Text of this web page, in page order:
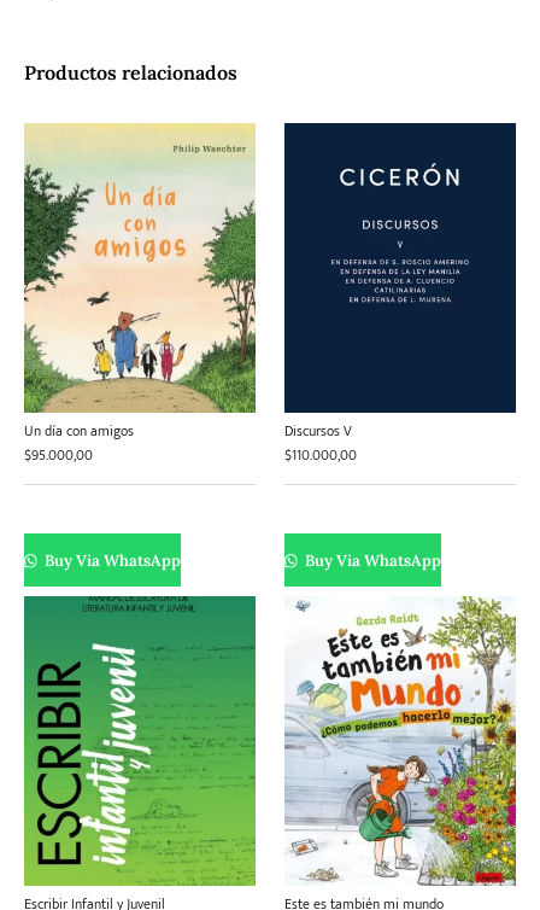
Productos relacionados
Un día con amigos
$95.000,00
Buy Via WhatsApp
Discursos V
$110.000,00
Buy Via WhatsApp
Escribir Infantil y Juvenil Este es también mi mundo